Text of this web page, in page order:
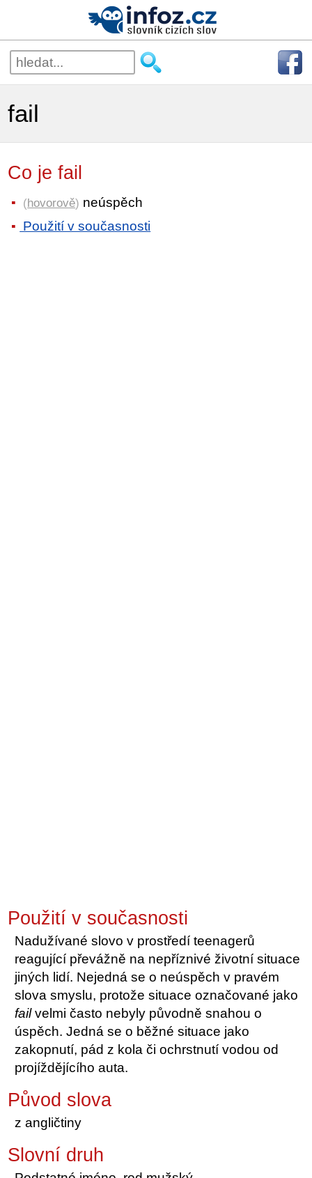
fail
Co je fail
(hovorově) neúspěch
Použití v současnosti
Použití v současnosti
Nadužívané slovo v prostředí teenagerů
reagující převážně na nepříznivé životní situace
jiných lidí. Nejedná se o neúspěch v pravém
slova smyslu, protože situace označované jako
failvelmi často nebyly původně snahou o
úspěch. Jedná se o běžné situace jako
zakopnutí, pád z kola či ochrstnutí vodou od
projíždějícího auta.
Původ slova
z angličtiny
Slovní druh